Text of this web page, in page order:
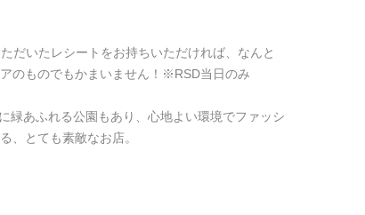
だいたレシートをお持ちいただければ、なんと
のものでもかまいません！※RSD当日のみ
緑あふれる公園もあり、心地よい環境でファッシ
、とても素敵なお店。